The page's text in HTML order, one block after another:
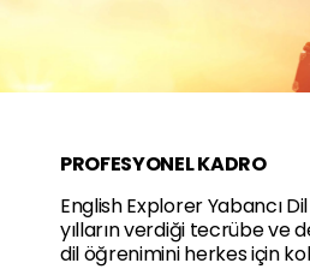
PROFESYONEL KADRO
English Explorer Yabancı
yılların verdiği tecrübe ve
dil öğrenimini herkes için